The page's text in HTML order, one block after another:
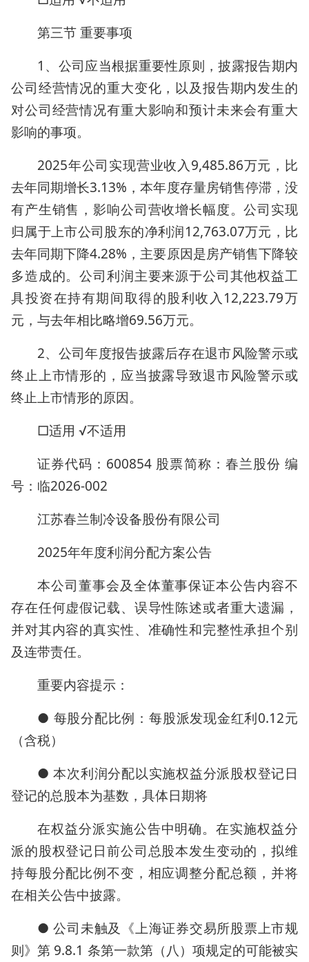
第三节 重要事项
1、公司应当根据重要性原则，披露报告期内
公司经营情况的重大变化，以及报告期内发生的
对公司经营情况有重大影响和预计未来会有重大
影响的事项。
2025年公司实现营业收入9,485.86万元，比
去年同期增长3.13%，本年度存量房销售停滞，没
有产生销售，影响公司营收增长幅度。公司实现
归属于上市公司股东的净利润12,763.07万元，比
去年同期下降4.28%，主要原因是房产销售下降较
多造成的。公司利润主要来源于公司其他权益工
具投资在持有期间取得的股利收入12,223.79万
元，与去年相比略增69.56万元。
2、公司年度报告披露后存在退市风险警示或
终止上市情形的，应当披露导致退市风险警示或
终止上市情形的原因。
□适用 √不适用
证券代码：600854 股票简称：春兰股份 编
号：临2026-002
江苏春兰制冷设备股份有限公司
2025年年度利润分配方案公告
本公司董事会及全体董事保证本公告内容不
存在任何虚假记载、误导性陈述或者重大遗漏，
并对其内容的真实性、准确性和完整性承担个别
及连带责任。
重要内容提示：
● 每股分配比例：每股派发现金红利0.12元
（含税）
● 本次利润分配以实施权益分派股权登记日
登记的总股本为基数，具体日期将
在权益分派实施公告中明确。在实施权益分
派的股权登记日前公司总股本发生变动的，拟维
持每股分配比例不变，相应调整分配总额，并将
在相关公告中披露。
● 公司未触及《上海证券交易所股票上市规
则》第 9.8.1 条第一款第（八）项规定的可能被实